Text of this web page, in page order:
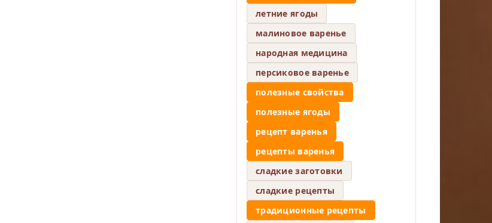
летние ягоды
малиновое варенье
народная медицина
персиковое варенье
полезные свойства
полезные ягоды
рецепт варенья
рецепты варенья
сладкие заготовки
сладкие рецепты
традиционные рецепты